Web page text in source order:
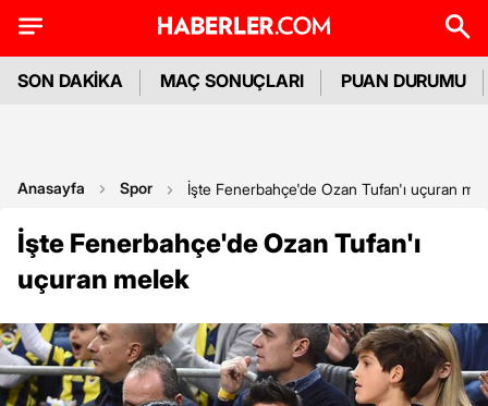
SON DAKİKA MAÇ SONUÇLARI PUAN DURUMU
Anasayfa Spor İşte Fenerbahçe'de Ozan Tufan'ı uçuran
İşte Fenerbahçe'de Ozan Tufan'ı
uçuran melek